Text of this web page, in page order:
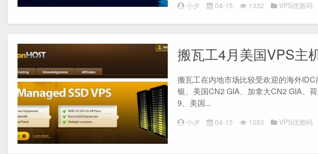
小夕 04-15 1332 VPS优惠码
搬瓦工4月美国VPS主
搬瓦工在内地市场比较受欢迎的海外
银、美国CN2 GIA、加拿大CN2 GIA、
9、美国...
小夕 04-15 1083 VPS优惠码